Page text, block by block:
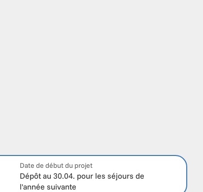
Date de début du projet
Dépôt au 30.04. pour les séjours de
l'année suivante